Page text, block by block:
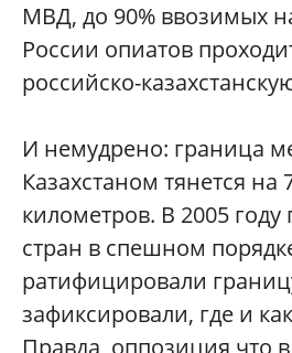
МВД, до 90% ввозимых
России опиатов
российско-
И немудрено: граница
Казахстаном тянется на
километров. В 2005
стран в спешном
ратифицировали
зафиксировали, где и